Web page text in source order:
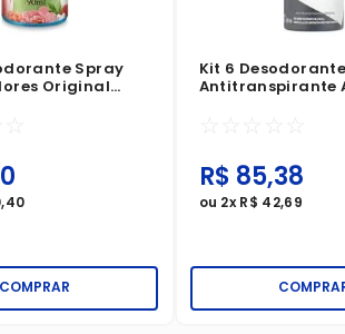
Spray
Original
☆
,40
COMPRAR
Kit 6
Antitranspirante
☆ ☆ ☆ ☆ ☆
R$ 85,38
ou 2xR$ 42,69